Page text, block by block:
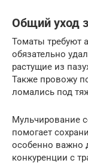
Общий уход
Томаты требуют
обязательно
растущие из
Также провожу
ломались под
Мульчирование
помогает
особенно важно
конкуренции с